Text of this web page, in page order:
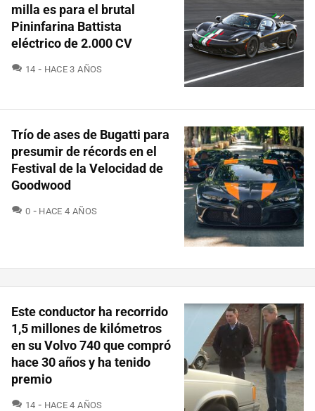
milla es para el brutal
Pininfarina Battista
eléctrico de 2.000 CV
14 COMENTARIOS
HACE 3 AÑOS
Trío de ases de Bugatti para
presumir de récords en el
Festival de la Velocidad de
Goodwood
0 COMENTARIOS
HACE 4 AÑOS
Este conductor ha recorrido
1,5 millones de kilómetros
en su Volvo 740 que compró
hace 30 años y ha tenido
premio
14 COMENTARIOS
HACE 4 AÑOS